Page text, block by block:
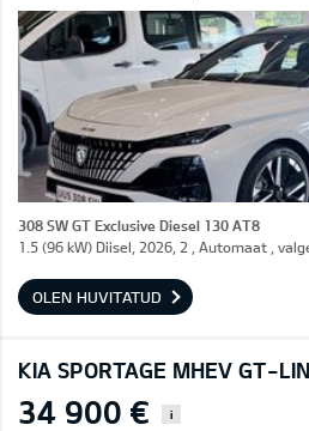
308 SW GT Exclusive Diesel 130 AT8
1.5 (96 kW) Diisel, 2026, 2 , Automaat ,
OLEN HUVITATUD
KIA SPORTAGE MHEV GT-
34 900 € i